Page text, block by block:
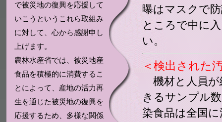
で被災地の復興を応援して
いこうというこれら取組み
に対して、心から感謝申し
上げます。
農林水産省では、被災地産
食品を積極的に消費するこ
とによって、産地の活力再
生を通じた被災地の復興を
応援するため、多様な関係
曝はマスクで
ところで中に
い。
＜検出された
機材と人員が
きるサンプル
染食品は全国